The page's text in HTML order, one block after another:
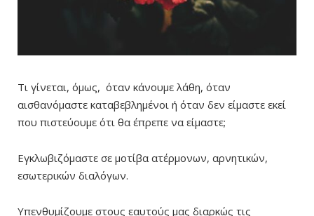
Τι γίνεται, όμως, όταν κάνουμε λάθη, όταν
αισθανόμαστε καταβεβλημένοι ή όταν δεν είμαστε εκεί
που πιστεύουμε ότι θα έπρεπε να είμαστε;
Εγκλωβιζόμαστε σε μοτίβα ατέρμονων, αρνητικών,
εσωτερικών διαλόγων.
Υπενθυμίζουμε στους εαυτούς μας διαρκώς τις